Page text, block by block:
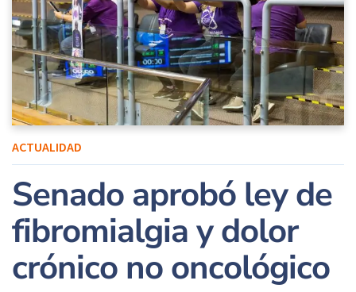
ACTUALIDAD
Senado aprobó ley de
fibromialgia y dolor
crónico no oncológico